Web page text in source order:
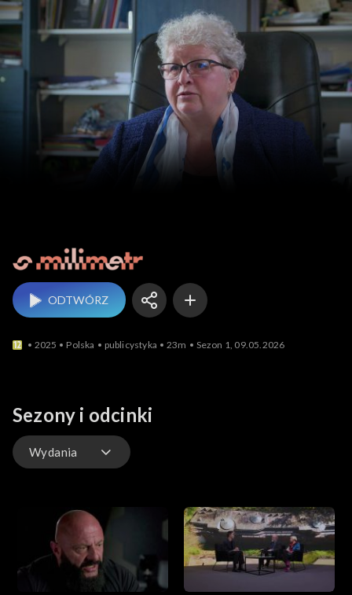
O milimetr
ODTWÓRZ
2025 Polska publicystyka 23m Sezon 1, 09.05.2026
Sezony i odcinki
Wydania